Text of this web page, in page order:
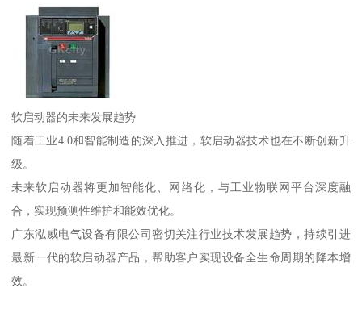
软启动器的未来发展趋势
随着工业4.0和智能制造的深入推进，软启动器技术也在不断创新升
级。
未来软启动器将更加智能化、网络化，与工业物联网平台深度融
合，实现预测性维护和能效优化。
广东泓威电气设备有限公司密切关注行业技术发展趋势，持续引进
最新一代的软启动器产品，帮助客户实现设备全生命周期的降本增
效。